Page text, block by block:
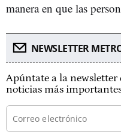
manera en que las
NEWSLETTER
Apúntate a la
noticias más